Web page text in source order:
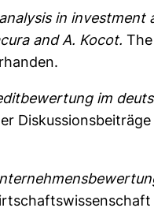
in
and A. Kocot.
im